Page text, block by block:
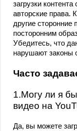
загрузки
авторские права.
другие сторонние
посторонним
Убедитесь, что
нарушают законы
Часто
1.Могу ли я
видео на
Да, вы можете